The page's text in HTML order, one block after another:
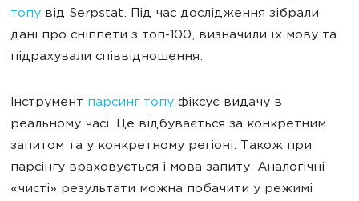
топу від Serpstat. Під час дослідження зібрали
дані про сніппети з топ-100, визначили їх мову та
підрахували співвідношення.
Інструмент парсинг топу фіксує видачу в
реальному часі. Це відбувається за конкретним
запитом та у конкретному регіоні. Також при
парсінгу враховується і мова запиту. Аналогічні
«чисті» результати можна побачити у режимі